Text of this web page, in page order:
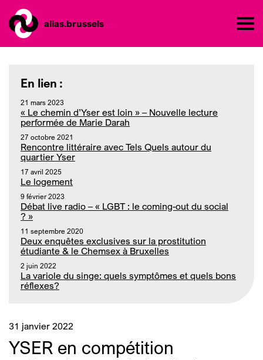
alias.brussels
En lien :
21 mars 2023
« Le chemin d’Yser est loin » – Nouvelle lecture
performée de Marie Darah
27 octobre 2021
Rencontre littéraire avec Tels Quels autour du
quartier Yser
17 avril 2025
Le logement
9 février 2023
Débat live radio – « LGBT : le coming-out du social
? »
11 septembre 2020
Deux enquêtes exclusives sur la prostitution
étudiante & le Chemsex à Bruxelles
2 juin 2022
La variole du singe: quels symptômes et quels bons
réflexes?
31 janvier 2022
YSER en compétition